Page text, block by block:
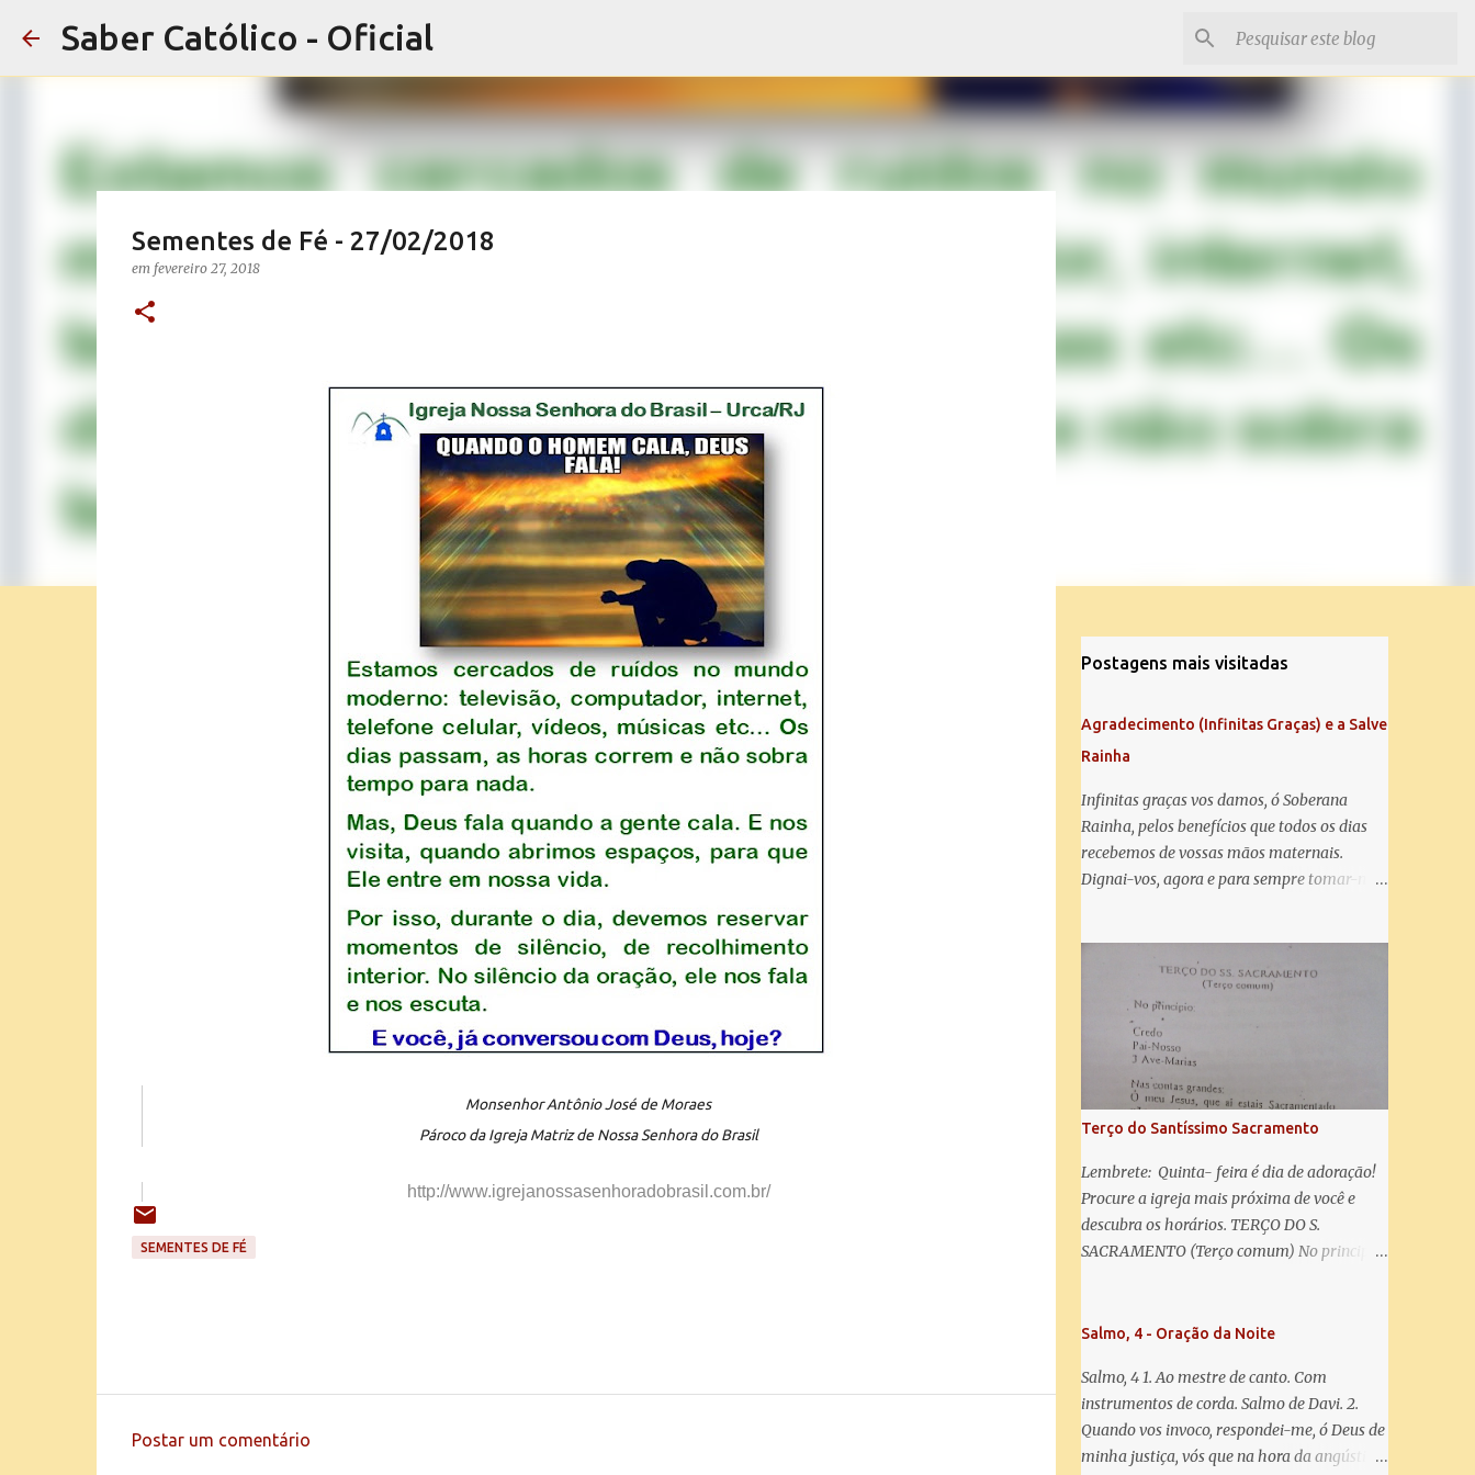
Saber Católico - Oficial
Sementes de Fé - 27/02/2018
em fevereiro 27, 2018
Monsenhor Antônio José de Moraes
Pároco da Igreja Matriz de Nossa Senhora do Brasil
http://www.igrejanossasenhoradobrasil.com.br/
SEMENTES DE FÉ
Postar um comentário
Postagens mais visitadas
Agradecimento (Infinitas Graças) e a Salve
Rainha
Infinitas graças vos damos, ó Soberana
Rainha, pelos benefícios que todos os dias
recebemos de vossas mãos maternais.
Dignai-vos, agora e para sempre tomar-nos
Salve Rainha: Salve Rainha , Mãe de
misericórdia, vida, doçura, esperança nossa,
salve! A vós bradamos os degredados filhos
de Eva, a vós suspiramos, gemendo e
chorando neste vale de lágrimas. Eia, pois,
Advogada nossa, estes vossos olhos
misericordiosos a nós volvei, e depois deste
desterro, mostrai-nos Jesus. Bendito é o
fruto do vosso ventre, ó clemente, ó piedosa,
ó doce e sempre Virgem Maria. Rogai por
nós Santa Mãe de Deus. Para que sejamos
dignos das promessas de Cristo. Amém.
Terço do Santíssimo Sacramento
Lembrete: Quinta- feira é dia de adoração!
Procure a igreja mais próxima de você e
descubra os horários. TERÇO DO S.
SACRAMENTO (Terço comum) No principio:
Sacramentado, não permitais que eu viva
coração ao Vosso e o Vosso ao meu, e, nem
sem Vós morra eu! Nas contas pequenas:
Sacramento de Amor! Misericórdia Senhor!
Glória ao Pai: Cristo pão da vida e remédio
Salmo, 4 - Oração da Noite
Salmo, 4 1. Ao mestre de canto. Com
instrumentos de corda. Salmo de Davi. 2.
Quando vos invoco, respondei-me, ó Deus de
minha justiça, vós que na hora da angústia